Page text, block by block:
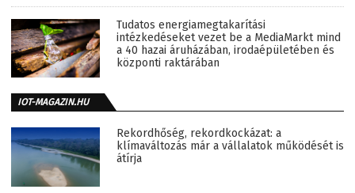
Tudatos energiamegtakarítási
intézkedéseket vezet be a MediaMarkt mind
a 40 hazai áruházában, irodaépületében és
központi raktárában
IOT-MAGAZIN.HU
Rekordhőség, rekordkockázat: a
klímaváltozás már a vállalatok működését is
átírja